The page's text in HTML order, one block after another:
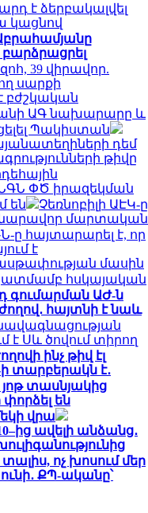
է ձերբակալվել
կացնով
բարձրացրել
զոհ, 39 վիրավոր.
սարքի
բժշկական
ԱԳ նախարարը և
Պակիստան
դեմ
թիվը
ՓԾ իրազեկման
են
Չեռնոբիլի ԱԷԿ-ը
մարտական
ը հայտարարել է, որ
է
մասին
հսկայական
գումարման ԱԺ-ն
հայտնի է նաև
է Սև ծովում տիրող
ինչ թիվ էլ
ի տարբերակն է․
յոթ տասնյակից
են
վրա
ավելի անձանց․
տալիս, ոչ խոսում մեր
ՔՊ-ականը՝